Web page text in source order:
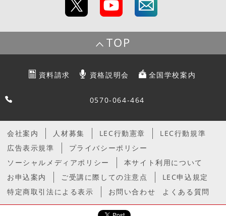
TOP
資料請求 資格説明会 全国学校案内
0570-064-464
会社案内 人材募集 LEC行動憲章
LEC行動規準
広告表示規準
プライバシーポリシー
ソーシャルメディアポリシー
本サイト利用について
お申込案内
ご受講に際しての注意点
LEC申込規定
特定商取引法による表示
お問い合わせ よくある質問